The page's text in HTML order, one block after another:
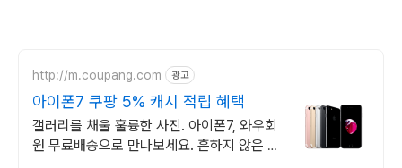
http://m.coupang.com 광고
아이폰7 쿠팡 5% 캐시 적립 혜택
갤러리를 채울 훌륭한 사진. 아이폰7, 와우회
원 무료배송으로 만나보세요. 흔하지 않은 특